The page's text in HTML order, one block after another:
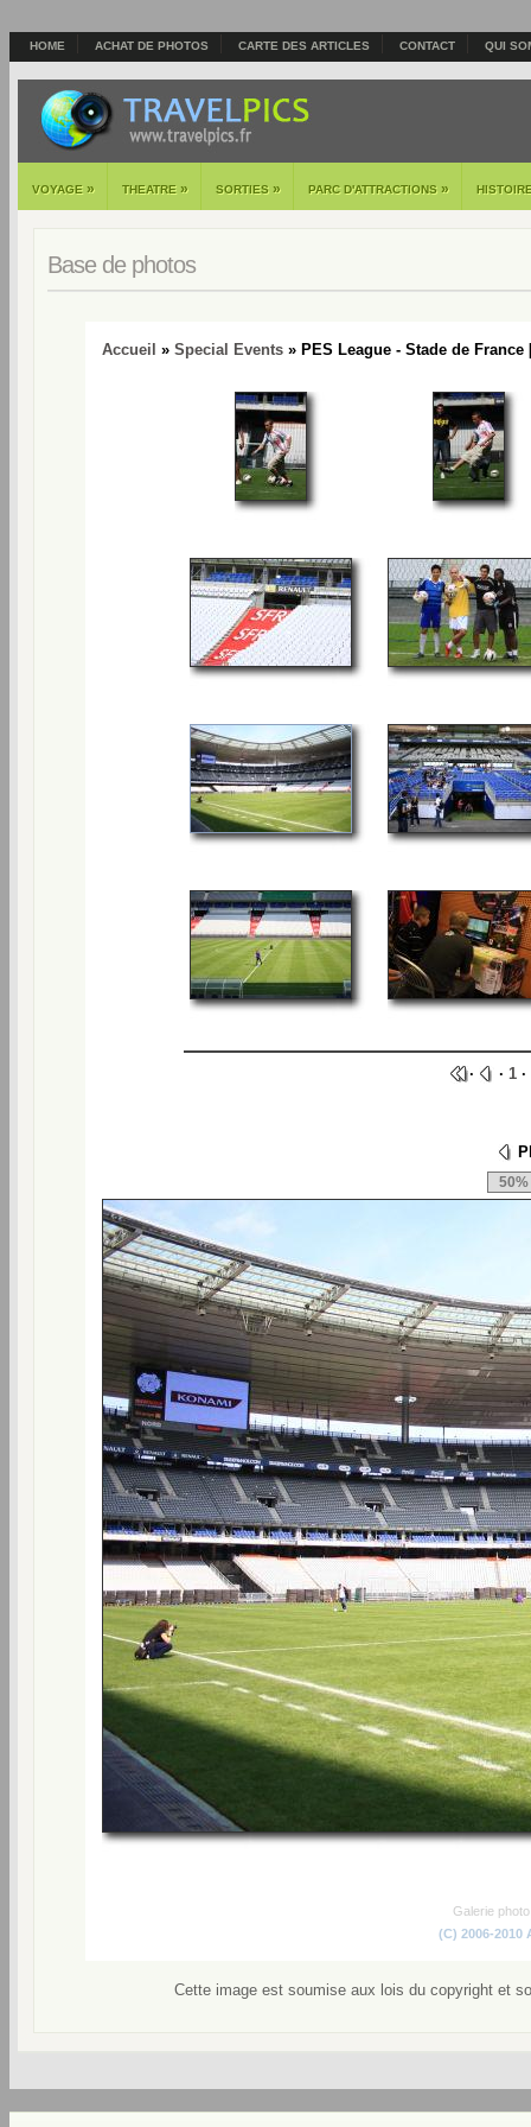
HOME ACHAT DE PHOTOS CARTE DES ARTICLES CONTACT QUI
VOYAGE » THEATRE » SORTIES » PARC D'ATTRACTIONS »
Base de photos
Accueil » Special Events » PES League - Stade de France
· · 1 ·
Galerie
(C) 2006-2010
Cette image est soumise aux lois du copyright et